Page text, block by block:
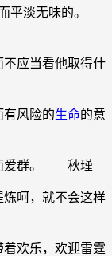
平淡无味的。
不应当看他取得什
有风险的生命的意
爱群。――秋瑾
炼呵，就不会这样
欢乐，欢迎雷霆